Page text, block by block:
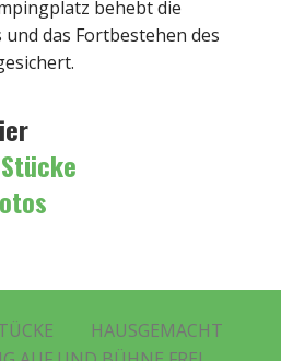
behebt die
das Fortbestehen des
es hier
HAUSGEMACHT